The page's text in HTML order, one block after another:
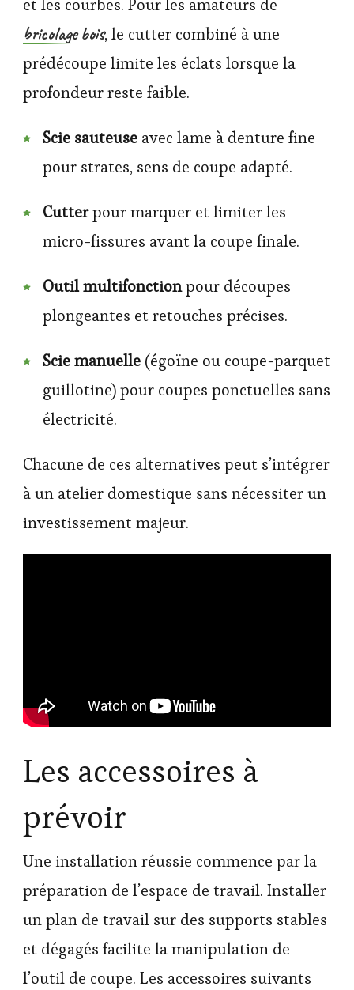
et les courbes. Pour les amateurs de
bricolage bois, le cutter combiné à une
prédécoupe limite les éclats lorsque la
profondeur reste faible.
Scie sauteuse avec lame à denture fine
pour strates, sens de coupe adapté.
Cutterpour marquer et limiter les
micro-fissures avant la coupe finale.
Outil multifonctionpour découpes
plongeantes et retouches précises.
Scie manuelle (égoïne ou coupe-parquet
guillotine) pour coupes ponctuelles sans
électricité.
Chacune de ces alternatives peut s’intégrer
à un atelier domestique sans nécessiter un
investissement majeur.
Les accessoires à
prévoir
Une installation réussie commence par la
préparation de l’espace de travail. Installer
un plan de travail sur des supports stables
et dégagés facilite la manipulation de
l’outil de coupe. Les accessoires suivants